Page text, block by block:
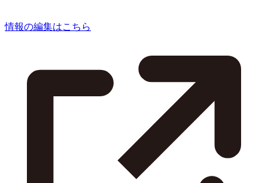
情報の編集はこちら